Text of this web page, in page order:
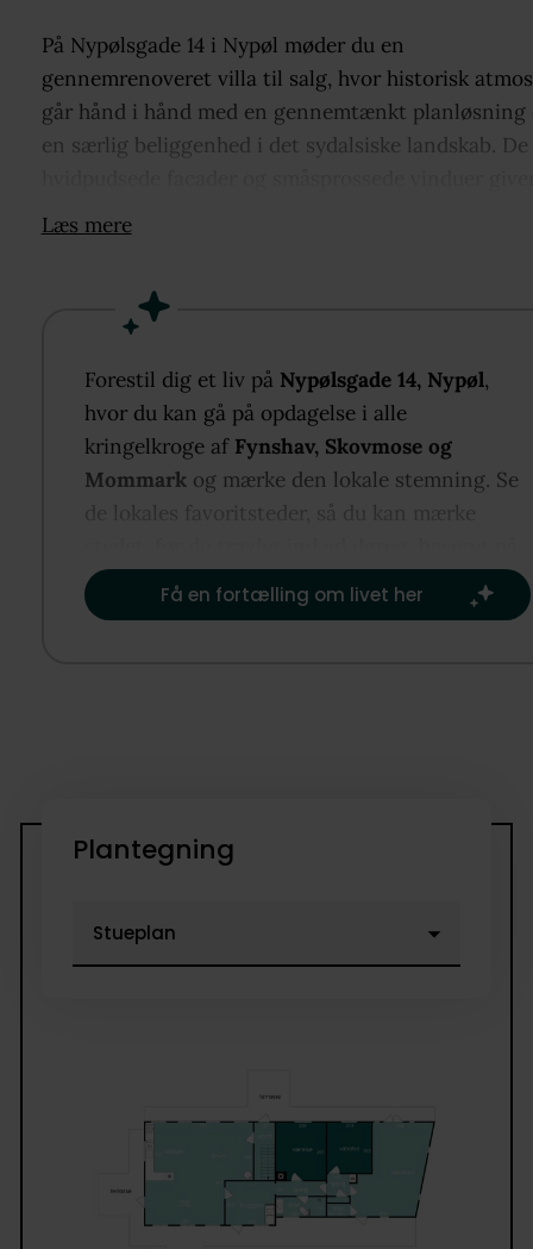
På Nypølsgade 14 i Nypøl møder du en
gennemrenoveret villa til salg, hvor historisk
går hånd i hånd med en gennemtænkt planløsning
en særlig beliggenhed i det sydalsiske landskab. De
harmonisk udtryk, mens hvidt interiør, synlige
værelser, to badeværelser og gode opholdsrum, så
til gæster. Udenfor er grunden smukt anlagt med
terrasser, hvor du finder sol eller læ, og den
udsigt over åbne marker og mod vandet danner en
rolig, næsten malerisk kulisse året rundt, mens
beliggenheden på Sydals forener natur, hverdagens
Læs mere
Forestil dig et liv på Nypølsgade 14, Nypøl,
hvor du kan gå på opdagelse i alle
kringelkroge af Fynshav, Skovmose og
Mommark og mærke den lokale stemning. Se
de lokales favoritsteder, så du kan mærke
det, der er vigtigst for dig.​
Få en fortælling om livet her
Plantegning